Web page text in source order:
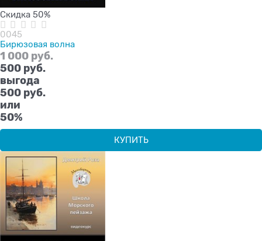
Скидка 50%
0045
Бирюзовая волна
1 000 руб.
500 руб.
выгода
500 руб.
или
50%
КУПИТЬ